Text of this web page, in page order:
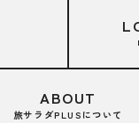
ABOUT
旅サラダPLUSについて